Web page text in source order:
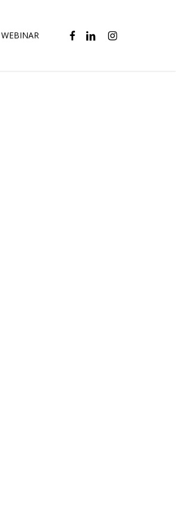
WEBINAR FACEBOOKLINKEDININSTAGRAM